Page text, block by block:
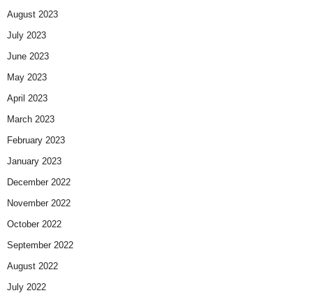
August 2023
July 2023
June 2023
May 2023
April 2023
March 2023
February 2023
January 2023
December 2022
November 2022
October 2022
September 2022
August 2022
July 2022